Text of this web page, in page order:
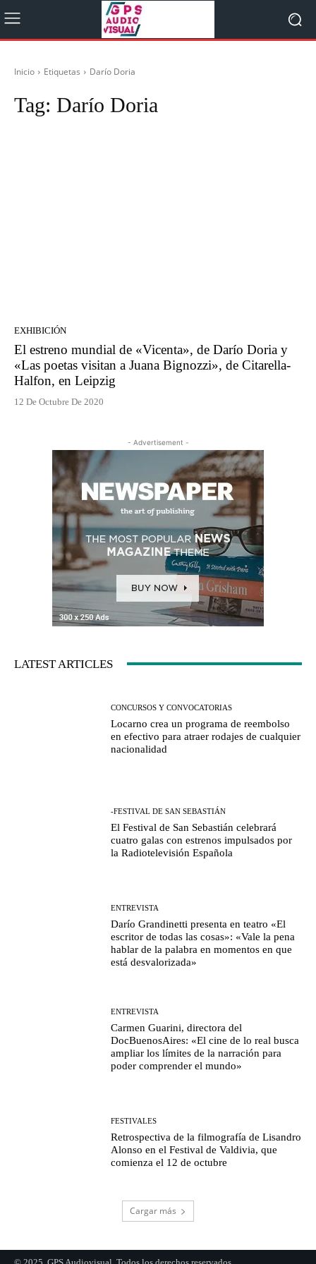
Inicio Etiquetas Darío Doria
Tag: Darío Doria
EXHIBICIÓN
El estreno mundial de «Vicenta», de Darío Doria y
«Las poetas visitan a Juana Bignozzi», de Citarella-
Halfon, en Leipzig
12 De Octubre De 2020
- Advertisement -
LATEST ARTICLES
CONCURSOS Y CONVOCATORIAS
Locarno crea un programa de reembolso
en efectivo para atraer rodajes de cualquier
nacionalidad
-FESTIVAL DE SAN SEBASTIÁN
El Festival de San Sebastián celebrará
cuatro galas con estrenos impulsados por
la Radiotelevisión Española
ENTREVISTA
Darío Grandinetti presenta en teatro «El
escritor de todas las cosas»: «Vale la pena
hablar de la palabra en momentos en que
está desvalorizada»
ENTREVISTA
Carmen Guarini, directora del
DocBuenosAires: «El cine de lo real busca
ampliar los límites de la narración para
poder comprender el mundo»
FESTIVALES
Retrospectiva de la filmografía de Lisandro
Alonso en el Festival de Valdivia, que
comienza el 12 de octubre
Cargar más